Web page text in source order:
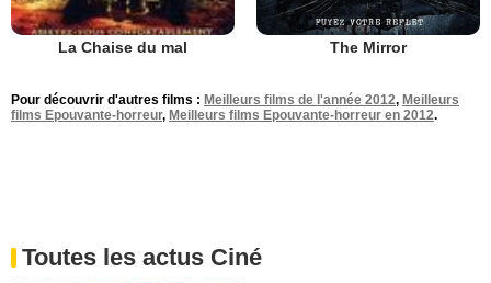
La Chaise du mal The Mirror
Pour découvrir d'autres films : Meilleurs films de l'année 2012, Meilleurs
films Epouvante-horreur, Meilleurs films Epouvante-horreur en 2012.
Toutes les actus Ciné